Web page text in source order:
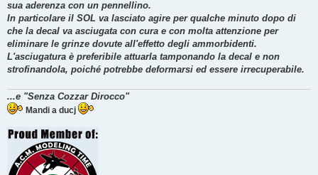
sua aderenza con un pennellino.
In particolare il SOL va lasciato agire per qualche minuto dopo di
che la decal va asciugata con cura e con molta attenzione per
eliminare le grinze dovute all'effetto degli ammorbidenti.
L'asciugatura è preferibile attuarla tamponando la decal e non
strofinandola, poiché potrebbe deformarsi ed essere irrecuperabile.
...e "Senza Cozzar Dirocco"
Mandi a ducj